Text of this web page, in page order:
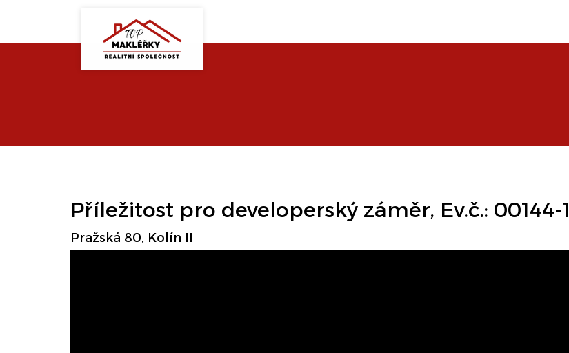
Příležitost pro developerský záměr, Ev.č.: 00144-1
Pražská 80, Kolín II